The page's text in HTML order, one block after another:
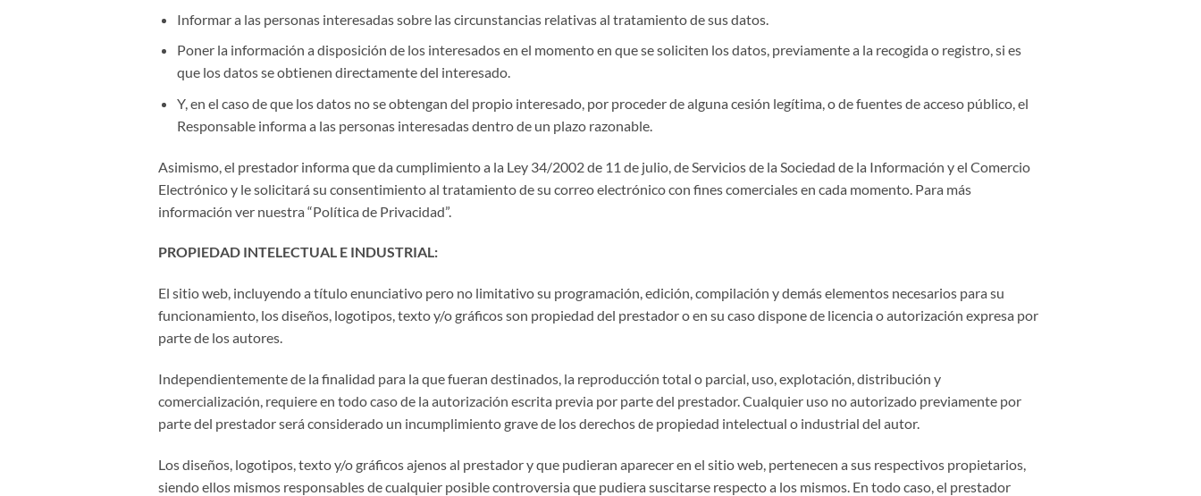
Informar a las personas interesadas sobre las circunstancias relativas al tratamiento de sus datos.
Poner la información a disposición de los interesados en el momento en que se soliciten los datos, previamente a la recogida o registro, si es
que los datos se obtienen directamente del interesado.
Y, en el caso de que los datos no se obtengan del propio interesado, por proceder de alguna cesión legítima, o de fuentes de acceso público, el
Responsable informa a las personas interesadas dentro de un plazo razonable.
Asimismo, el prestador informa que da cumplimiento a la Ley 34/2002 de 11 de julio, de Servicios de la Sociedad de la Información y el Comercio
Electrónico y le solicitará su consentimiento al tratamiento de su correo electrónico con fines comerciales en cada momento. Para más
información ver nuestra “Política de Privacidad”.
PROPIEDAD INTELECTUAL E INDUSTRIAL:
El sitio web, incluyendo a título enunciativo pero no limitativo su programación, edición, compilación y demás elementos necesarios para su
funcionamiento, los diseños, logotipos, texto y/o gráficos son propiedad del prestador o en su caso dispone de licencia o autorización expresa por
parte de los autores.
Independientemente de la finalidad para la que fueran destinados, la reproducción total o parcial, uso, explotación, distribución y
comercialización, requiere en todo caso de la autorización escrita previa por parte del prestador. Cualquier uso no autorizado previamente por
parte del prestador será considerado un incumplimiento grave de los derechos de propiedad intelectual o industrial del autor.
Los diseños, logotipos, texto y/o gráficos ajenos al prestador y que pudieran aparecer en el sitio web, pertenecen a sus respectivos propietarios,
siendo ellos mismos responsables de cualquier posible controversia que pudiera suscitarse respecto a los mismos. En todo caso, el prestador